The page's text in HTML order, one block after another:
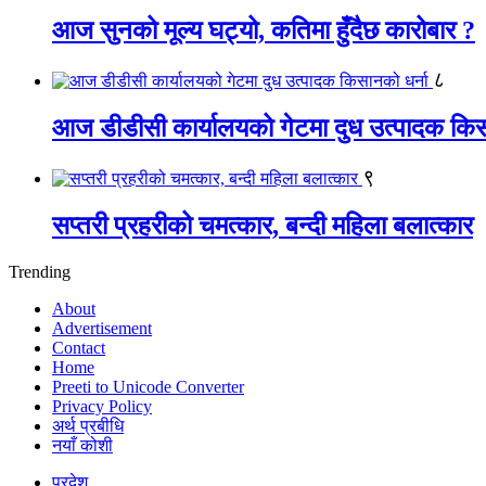
आज सुनको मूल्य घट्यो, कतिमा हुँदैछ कारोबार ?
८
आज डीडीसी कार्यालयको गेटमा दुध उत्पादक
९
सप्तरी प्रहरीको चमत्कार, बन्दी महिला बलात्कार
Trending
About
Advertisement
Contact
Home
Preeti to Unicode Converter
Privacy Policy
अर्थ प्रबीधि
नयाँ कोशी
प्रदेश